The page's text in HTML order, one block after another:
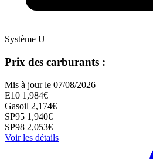
Système U
Prix des carburants :
Mis à jour le 07/08/2026
E10 1,984€
Gasoil 2,174€
SP95 1,940€
SP98 2,053€
Voir les détails